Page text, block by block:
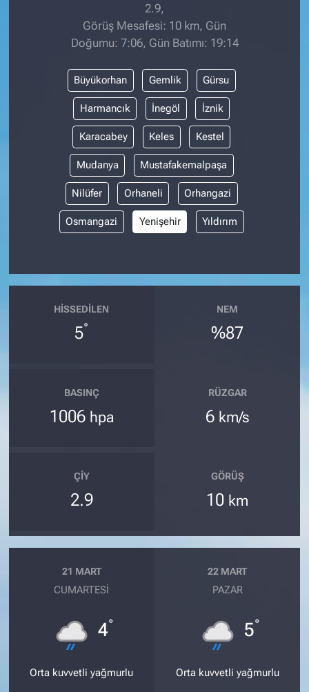
2.9,
Görüş Mesafesi: 10 km, Gün
Doğumu: 7:06, Gün Batımı: 19:14
Büyükorhan Gemlik Gürsu
Harmancık İnegöl İznik
Karacabey Keles Kestel
Mudanya Mustafakemalpaşa
Nilüfer Orhaneli Orhangazi
Osmangazi Yenişehir Yıldırım
HISSEDILEN
5°
NEM
%87
BASINÇ
1006 hpa
RÜZGAR
6 km/s
ÇIY
2.9
GÖRÜŞ
10 km
21 MART
CUMARTESI
4°
Orta kuvvetli yağmurlu
22 MART
PAZAR
5°
Orta kuvvetli yağmurlu